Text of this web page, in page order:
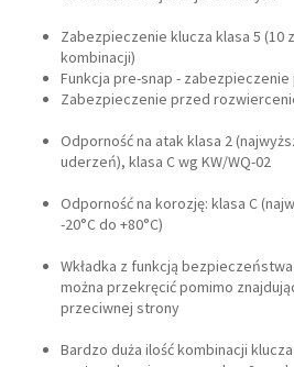
Zabezpieczenie klucza klasa 5 (10
kombinacji)
Funkcja pre-snap - zabezpieczenie
Zabezpieczenie przed
Odporność na atak klasa 2
uderzeń), klasa C wg KW/WQ-02
Odporność na korozję: klasa C
-20°C do +80°C)
Wkładka z funkcją
można przekręcić pomimo
przeciwnej strony
Bardzo duża ilość kombinacji